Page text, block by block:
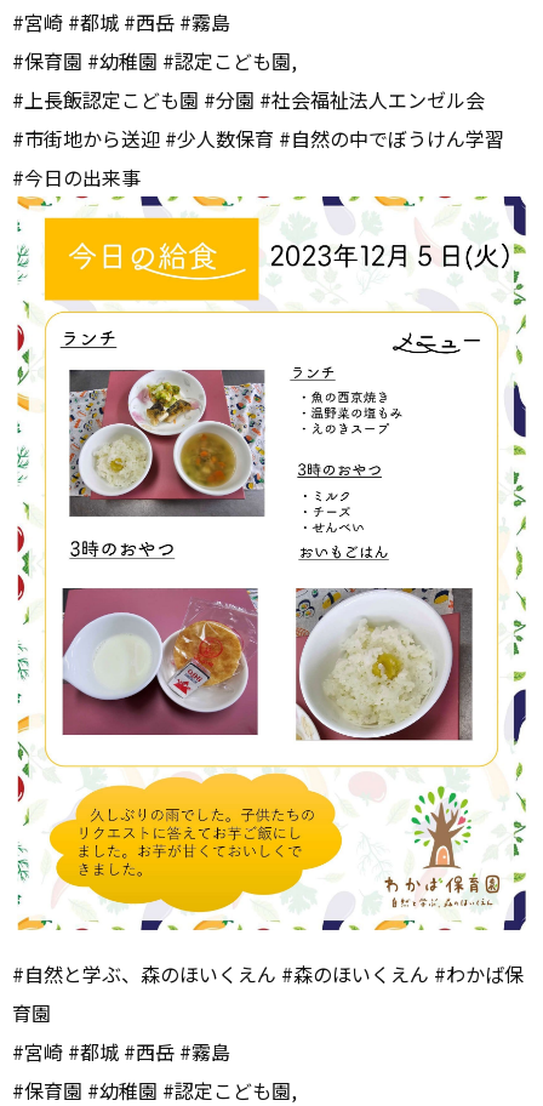
#宮崎 #都城 #西岳 #霧島
#保育園 #幼稚園 #認定こども園,
#上長飯認定こども園 #分園 #社会福祉法人エンゼル会
#市街地から送迎 #少人数保育 #自然の中でぼうけん学習
#今日の出来事
#自然と学ぶ、森のほいくえん #森のほいくえん #わかば保
育園
#宮崎 #都城 #西岳 #霧島
#保育園 #幼稚園 #認定こども園,